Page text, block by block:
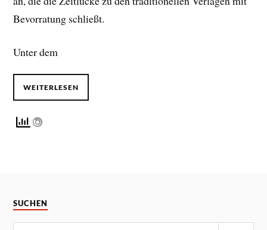
Bevorratung schließt.
Unter dem
WEITERLESEN
SUCHEN